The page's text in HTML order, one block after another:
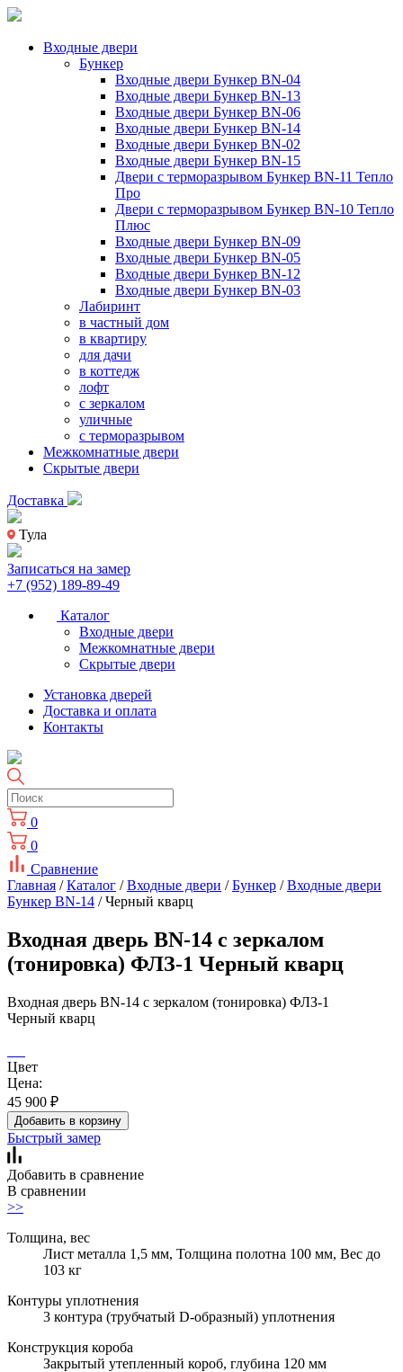
Входные двери
Бункер
Входные двери Бункер BN-04
Входные двери Бункер BN-13
Входные двери Бункер BN-06
Входные двери Бункер BN-14
Входные двери Бункер BN-02
Входные двери Бункер BN-15
Двери с терморазрывом Бункер BN-11 Тепло
Про
Двери с терморазрывом Бункер BN-10 Тепло
Плюс
Входные двери Бункер BN-09
Входные двери Бункер BN-05
Входные двери Бункер BN-12
Входные двери Бункер BN-03
Лабиринт
в частный дом
в квартиру
для дачи
в коттедж
лофт
с зеркалом
уличные
с терморазрывом
Межкомнатные двери
Скрытые двери
Доставка
Тула
Записаться на замер
+7 (952) 189-89-49
Каталог
Входные двери
Межкомнатные двери
Скрытые двери
Установка дверей
Доставка и оплата
Контакты
0
0
Сравнение
Главная /Каталог /Входные двери /Бункер /Входные двери
Бункер BN-14 / Черный кварц
Входная дверь BN-14 с зеркалом
(тонировка) ФЛЗ-1 Черный кварц
Входная дверь BN-14 с зеркалом (тонировка) ФЛЗ-1
Черный кварц
Цвет
Цена:
45 900 ₽
Добавить в корзину
Быстрый замер
Добавить в сравнение
В сравнении
>>
Толщина, вес
Лист металла 1,5 мм, Толщина полотна 100 мм, Вес до
103 кг
Контуры уплотнения
3 контура (трубчатый D-образный) уплотнения
Конструкция короба
Закрытый утепленный короб, глубина 120 мм